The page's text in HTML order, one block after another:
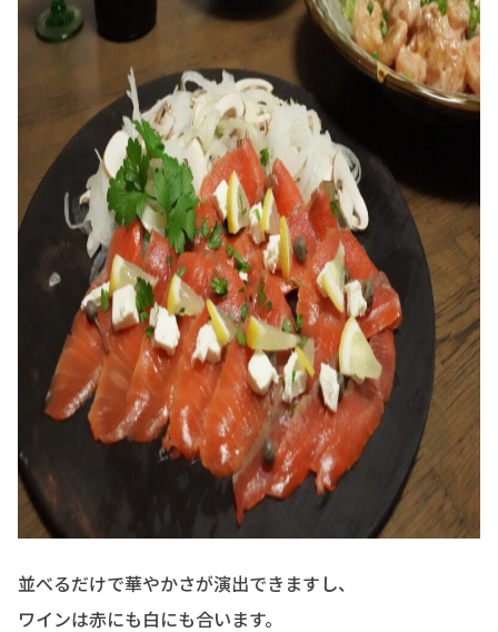
並べるだけで華やかさが演出できますし、
ワインは赤にも白にも合います。